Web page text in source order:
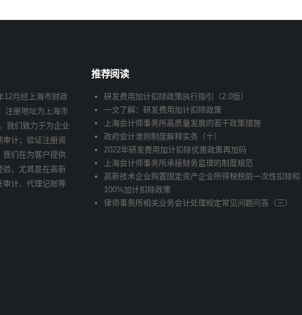
12月经上海市财政
注册地址为上海市
我们致力于为企业
计；验证注册资
我们在为客户提供
验，尤其是在高新
审计、代理记账等
推荐阅读
研发费用加计扣除政策执行指引（2.0版）
一文了解：研发费用加计扣除政策
上海会计师事务所高质量发展的若干政策措施
政府会计准则制度解释实务（十）
2022年研发费用加计扣除优惠政策再加码
上海会计师事务所承接财务监理的制度规范
高新技术企业购置固定资产企业所得税税前一次性扣除和
100%加计扣除政策
律师事务所相关业务会计处理规定常见问题问答（三）